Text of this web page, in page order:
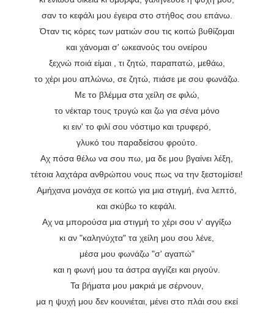
σαν το κεφάλι μου έγειρα στο στήθος σου επάνω.
Όταν τις κόρες των ματιών σου τις κοιτώ βυθίζομαι
και χάνομαι σ' ωκεανούς του ονείρου
ξεχνώ ποιά είμαι , τι ζητώ, παραπατώ, μεθάω,
το χέρι μου απλώνω, σε ζητώ, πιάσε με σου φωνάζω.
Με το βλέμμα στα χείλη σε φιλώ,
το νέκταρ τους τρυγώ και ζω για σένα μόνο
κι ειν' το φιλί σου νόστιμο και τρυφερό,
γλυκό του παραδείσου φρούτο.
Αχ πόσα θέλω να σου πω, μα δε μου βγαίνει λέξη,
τέτοια λαχτάρα ανθρώπου νους πως να την ξεστομίσει!
Αμήχανα μονάχα σε κοιτώ για μια στιγμή, ένα λεπτό,
και σκύβω το κεφάλι.
Αχ να μπορούσα μια στιγμή το χέρι σου ν' αγγίξω
κι αν "καληνύχτα" τα χείλη μου σου λένε,
μέσα μου φωνάζω "σ' αγαπώ"
και η φωνή μου τα άστρα αγγίζει και ριγούν.
Τα βήματα μου μακριά με σέρνουν,
μα η ψυχή μου δεν κουνιέται, μένει στο πλάι σου εκεί